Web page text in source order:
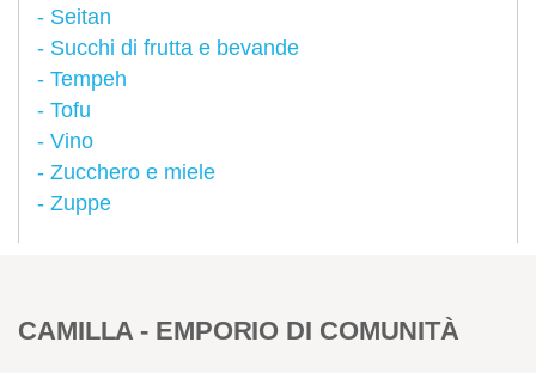
Seitan
Succhi di frutta e bevande
Tempeh
Tofu
Vino
Zucchero e miele
Zuppe
CAMILLA - EMPORIO DI COMUNITÀ